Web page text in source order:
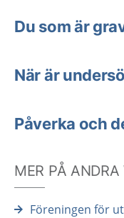
Du som är
När är
Påverka och
MER PÅ ANDRA
Föreningen för